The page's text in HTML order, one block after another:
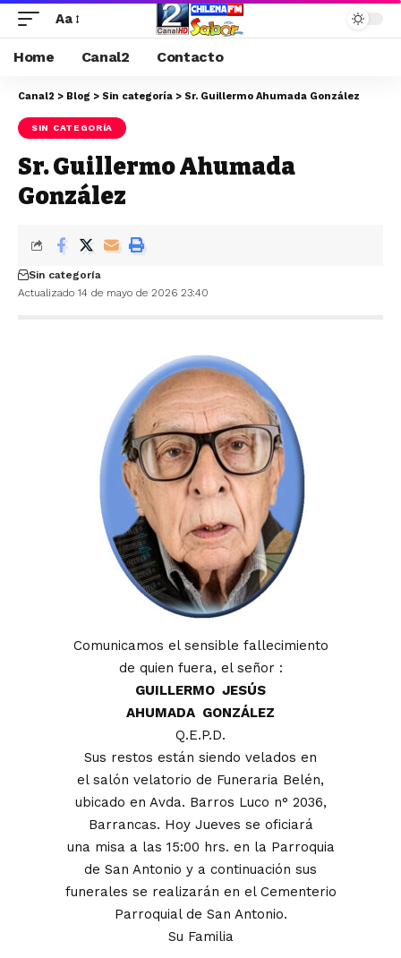
Aa
Home Canal2 Contacto
Canal2 > Blog > Sin categoría > Sr. Guillermo Ahumada González
SIN CATEGORÍA
Sr. Guillermo Ahumada
González
Actualizado 14 de mayo de 2026 23:40
Sin categoría
Comunicamos el sensible fallecimiento
de quien fuera, el señor :
GUILLERMO JESÚS
AHUMADA GONZÁLEZ
Q.E.P.D.
Sus restos están siendo velados en
el salón velatorio de Funeraria Belén,
ubicado en Avda. Barros Luco n° 2036,
Barrancas. Hoy Jueves se oficiará
una misa a las 15:00 hrs. en la Parroquia
de San Antonio y a continuación sus
funerales se realizarán en el Cementerio
Parroquial de San Antonio.
Su Familia